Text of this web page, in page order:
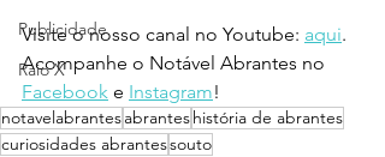
Publicidade
Raio X
Visite o nosso canal no Youtube: aqui.
Acompanhe o Notável Abrantes no
Facebook e Instagram!
notavelabrantesabranteshistória de abrantes
curiosidades abrantessouto